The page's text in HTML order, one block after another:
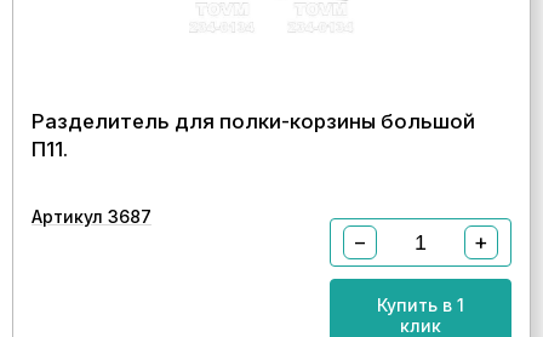
Разделитель для полки-корзины большой
П11.
Артикул 3687
− +
Купить в 1
клик